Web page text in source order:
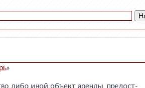
»
либо иной объект аренды, предост-